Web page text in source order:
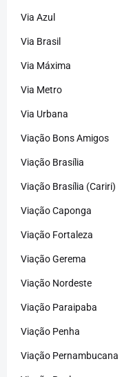
Via Azul
Via Brasil
Via Máxima
Via Metro
Via Urbana
Viação Bons Amigos
Viação Brasília
Viação Brasília (Cariri)
Viação Caponga
Viação Fortaleza
Viação Gerema
Viação Nordeste
Viação Paraipaba
Viação Penha
Viação Pernambucana